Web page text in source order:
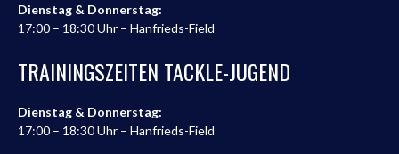
Dienstag & Donnerstag:
17:00 – 18:30 Uhr – Hanfrieds-Field
TRAININGSZEITEN TACKLE-JUGEND
Dienstag & Donnerstag:
17:00 – 18:30 Uhr – Hanfrieds-Field